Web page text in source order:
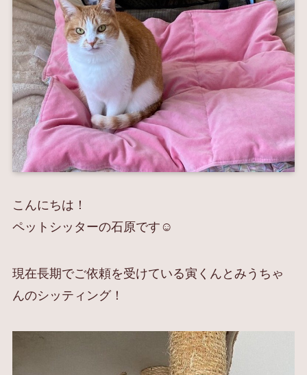
こんにちは！
ペットシッターの石原です☺︎
現在長期でご依頼を受けている寅くんとみうちゃ
んのシッティング！